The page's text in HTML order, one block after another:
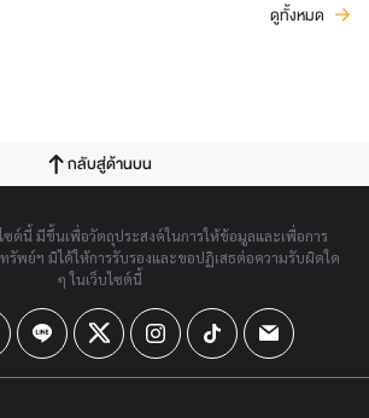
ดูทั้งหมด
กลับสู่ด้านบน
ต์นี้ มีขึ้นเพื่อวัตถุประสงค์ในการให้ข้อมูลและเพื่อการ
รัพย์ฯ มิได้ให้การรับรองและขอปฏิเสธต่อความรับผิดใด
ๆ ในเว็บไซต์นี้